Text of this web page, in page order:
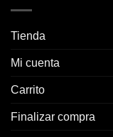
Tienda
Mi cuenta
Carrito
Finalizar compra